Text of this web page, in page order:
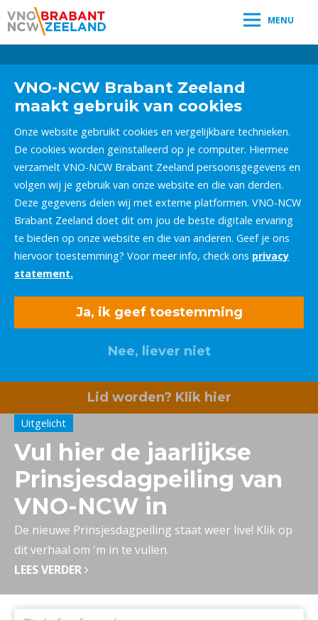
MENU
VNO-NCW Brabant Zeeland
maakt gebruik van cookies
Onze website gebruikt cookies en vergelijkbare technieken.
De cookies worden geïnstalleerd op je computer. Hiermee
verzamelt VNO-NCW Brabant Zeeland persoonsgegevens en
volgen wij je gebruik van onze website en die van derden.
Deze gegevens delen wij met externe platformen. VNO-NCW
Brabant Zeeland doet dit om jou de beste digitale ervaring
te bieden op onze website en die van anderen. Geef je ons
hiervoor toestemming? Voor meer info, check ons privacy
statement.
Ja, ik geef toestemming
Nee, liever niet
Lid worden? Klik hier
Uitgelicht
Vul hier de jaarlijkse
Prinsjesdagpeiling van
VNO-NCW in
De nieuwe Prinsjesdagpeiling staat weer live! Klik op
dit verhaal om 'm in te vullen.
LEES VERDER